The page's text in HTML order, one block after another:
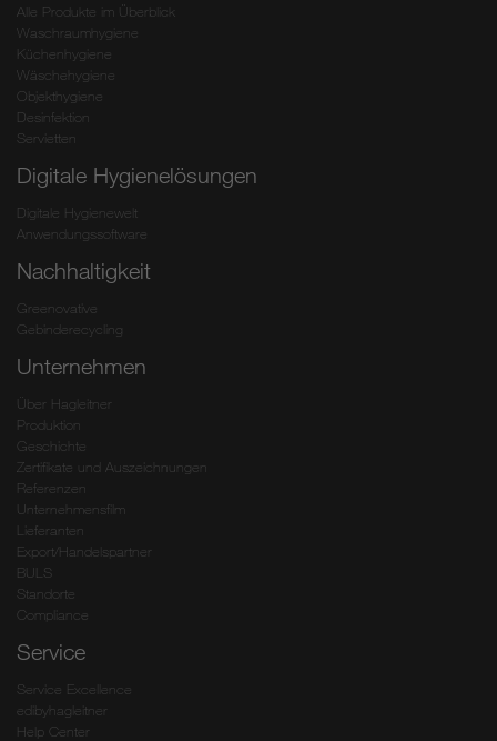
Alle Produkte im Überblick
Waschraumhygiene
Küchenhygiene
Wäschehygiene
Objekthygiene
Desinfektion
Servietten
Digitale Hygienelösungen
Digitale Hygienewelt
Anwendungssoftware
Nachhaltigkeit
Greenovative
Gebinderecycling
Unternehmen
Über Hagleitner
Produktion
Geschichte
Zertifikate und Auszeichnungen
Referenzen
Unternehmensfilm
Lieferanten
Export/Handelspartner
BULS
Standorte
Compliance
Service
Service Excellence
edibyhagleitner
Help Center